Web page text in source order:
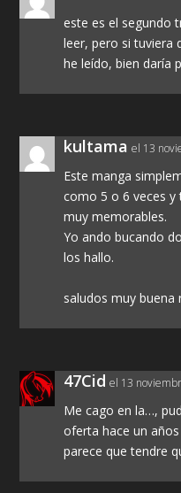
este es el segundo
leer, pero si tuviera
he leído, bien daría
kultama el 13
Este manga
como 5 o 6 veces y
muy memorables.
Yo ando bucando
los hallo.
saludos muy buena
47Cid el 13
Me cago en la…,
oferta hace un
parece que tendre